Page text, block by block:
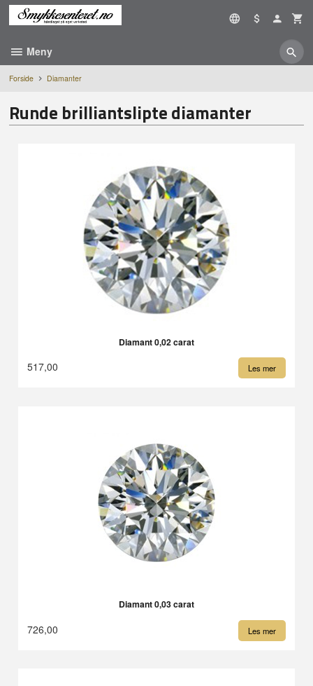
Gå
Meny
Forside Diamanter
Runde brilliantslipte diamanter
Diamant 0,02 carat
517,00 Les mer
Diamant 0,03 carat
726,00 Les mer